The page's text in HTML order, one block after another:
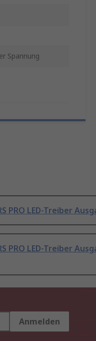
Spannung
PRO LED-Treiber
PRO LED-Treiber
Anmelden